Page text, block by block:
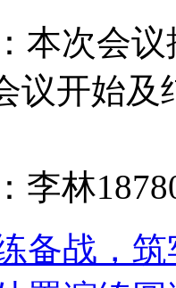
：本次会
议开始及
李林
备战，